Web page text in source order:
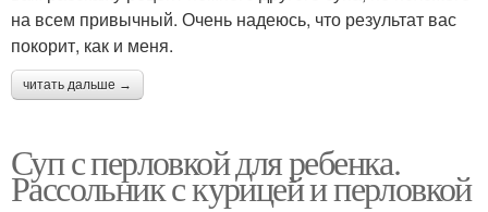
на всем привычный. Очень надеюсь, что результат вас
покорит, как и меня.
читать дальше →
Суп с перловкой для ребенка.
Рассольник с курицей и перловкой